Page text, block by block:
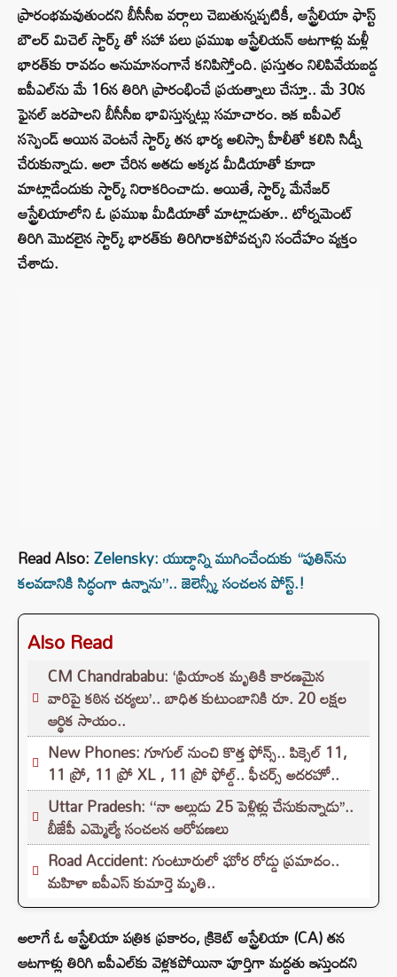
ప్రారంభమవుతుందని బీసీసీఐ వర్గాలు చెబుతున్నప్పటికీ, ఆస్ట్రేలియా ఫాస్ట్
బౌలర్ మిచెల్ స్టార్క్ తో సహా పలు ప్రముఖ ఆస్ట్రేలియన్ ఆటగాళ్లు మళ్లీ
భారత్‌కు రావడం అనుమానంగానే కనిపిస్తోంది. ప్రస్తుతం నిలిపివేయబడ్డ
ఐపీఎల్‌ను మే 16న తిరిగి ప్రారంభించే ప్రయత్నాలు చేస్తూ.. మే 30న
ఫైనల్ జరపాలని బీసీసీఐ భావిస్తున్నట్లు సమాచారం. ఇక ఐపీఎల్
సస్పెండ్ అయిన వెంటనే స్టార్క్ తన భార్య అలిస్సా హీలీతో కలిసి సిడ్నీ
చేరుకున్నాడు. అలా చేరిన అతడు అక్కడ మీడియాతో కూడా
మాట్లాడేందుకు స్టార్క్ నిరాకరించాడు. అయితే, స్టార్క్ మేనేజర్
ఆస్ట్రేలియాలోని ఓ ప్రముఖ మీడియాతో మాట్లాడుతూ.. టోర్నమెంట్
తిరిగి మొదలైన స్టార్క్ భారత్‌కు తిరిగిరాకపోవచ్చని సందేహం వ్యక్తం
చేశాడు.
Read Also:Zelensky: యుద్ధాన్ని ముగించేందుకు “పుతిన్‌ను
కలవడానికి సిద్ధంగా ఉన్నాను”.. జెలెన్స్కీ సంచలన పోస్ట్.!
Also Read
CM Chandrababu: ‘ప్రియాంక మృతికి కారణమైన
వారిపై కఠిన చర్యలు’.. బాధిత కుటుంబానికి రూ. 20 లక్షల
ఆర్థిక సాయం..
New Phones: గూగుల్ నుంచి కొత్త ఫోన్స్.. పిక్సెల్ 11,
11 ప్రో, 11 ప్రో XL , 11 ప్రో ఫోల్డ్.. ఫీచర్స్ అదరహో..
Uttar Pradesh: ‘‘నా అల్లుడు 25 పెళ్లిళ్లు చేసుకున్నాడు’’..
బీజేపీ ఎమ్మెల్యే సంచలన ఆరోపణలు
Road Accident: గుంటూరులో ఘోర రోడ్డు ప్రమాదం..
మహిళా ఐపీఎస్ కుమార్తె మృతి..
అలాగే ఓ ఆస్ట్రేలియా పత్రిక ప్రకారం, క్రికెట్ ఆస్ట్రేలియా (CA) తన
ఆటగాళ్లు తిరిగి ఐపీఎల్‌కు వెళ్లకపోయినా పూర్తిగా మద్దతు ఇస్తుందని